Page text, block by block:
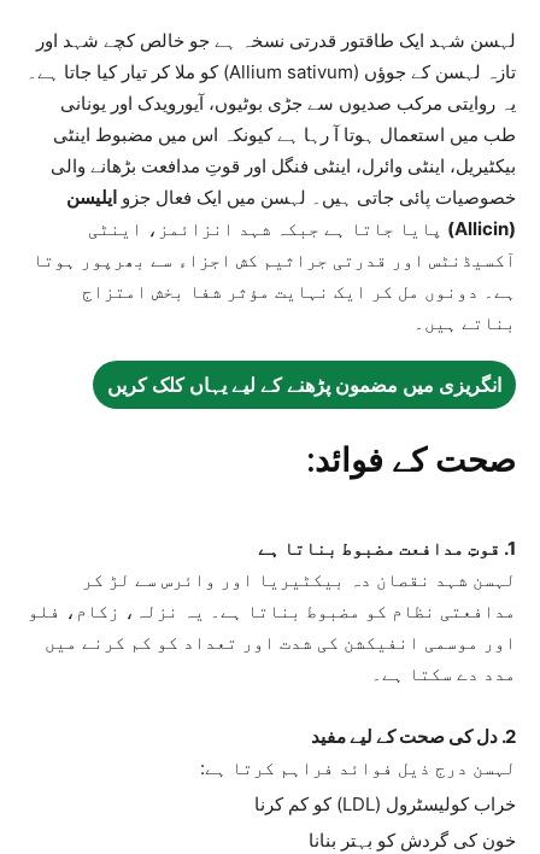
لہسن شہد ایک طاقتور قدرتی نسخہ ہے جو خالص کچے شہد اور
تازہ لہسن کے جوؤں (Allium sativum) کو ملا کر تیار کیا جاتا ہے۔
یہ روایتی مرکب صدیوں سے جڑی بوٹیوں، آیورویدک اور یونانی
طب میں استعمال ہوتا آ رہا ہے کیونکہ اس میں مضبوط اینٹی
بیکٹیریل، اینٹی وائرل، اینٹی فنگل اور قوتِ مدافعت بڑھانے والی
خصوصیات پائی جاتی ہیں۔ لہسن میں ایک فعال جزو ایلیسن
(Allicin)
پایا جاتا ہے جبکہ شہد انزائمز، اینٹی
آکسیڈنٹس اور قدرتی جراثیم کش اجزاء سے بھرپور ہوتا
ہے۔ دونوں مل کر ایک نہایت مؤثر شفا بخش امتزاج
بناتے ہیں۔
انگریزی میں مضمون پڑھنے کے لیے یہاں کلک کریں
صحت کے فوائد:
1. قوتِ مدافعت مضبوط بناتا ہے
لہسن شہد نقصان دہ بیکٹیریا اور وائرس سے لڑ کر
مدافعتی نظام کو مضبوط بناتا ہے۔ یہ نزلہ، زکام، فلو
اور موسمی انفیکشن کی شدت اور تعداد کو کم کرنے میں
مدد دے سکتا ہے۔
2. دل کی صحت کے لیے مفید
لہسن درج ذیل فوائد فراہم کرتا ہے:
خراب کولیسٹرول (LDL) کو کم کرنا
خون کی گردش کو بہتر بنانا